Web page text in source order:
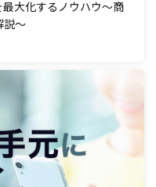
最大化するノウハウ～商
説～